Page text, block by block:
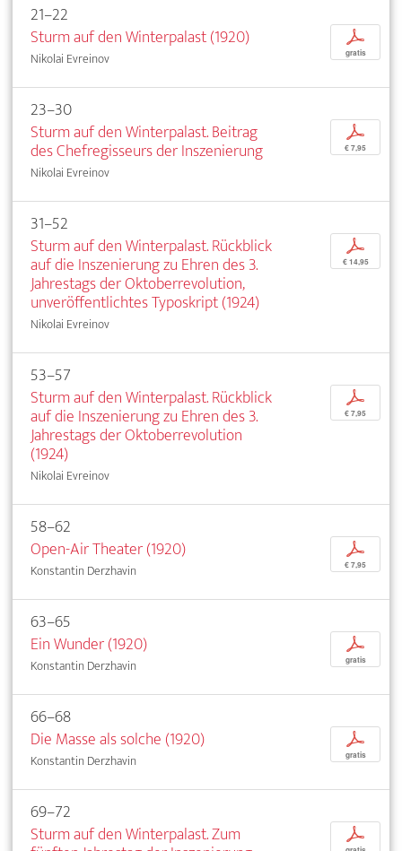
21–22
Sturm auf den Winterpalast (1920)
Nikolai Evreinov
p
gratis
23–30
Sturm auf den Winterpalast. Beitrag
des Chefregisseurs der Inszenierung
Nikolai Evreinov
p
€ 7,95
31–52
Sturm auf den Winterpalast. Rückblick
auf die Inszenierung zu Ehren des 3.
Jahrestags der Oktoberrevolution,
unveröffentlichtes Typoskript (1924)
Nikolai Evreinov
p
€ 14,95
53–57
Sturm auf den Winterpalast. Rückblick
auf die Inszenierung zu Ehren des 3.
Jahrestags der Oktoberrevolution
(1924)
Nikolai Evreinov
p
€ 7,95
58–62
Open-Air Theater (1920)
Konstantin Derzhavin
p
€ 7,95
63–65
Ein Wunder (1920)
Konstantin Derzhavin
p
gratis
66–68
Die Masse als solche (1920)
Konstantin Derzhavin
p
gratis
69–72
Sturm auf den Winterpalast. Zum
p